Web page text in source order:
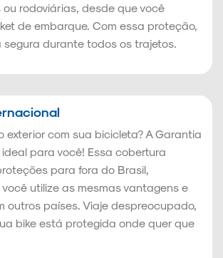
rodoviárias, desde que você
de embarque. Com essa proteção,
segura durante todos os trajetos.
exterior com sua bicicleta? A Garantia
para você! Essa cobertura
para fora do Brasil,
utilize as mesmas vantagens e
outros países. Viaje despreocupado,
bike está protegida onde quer que